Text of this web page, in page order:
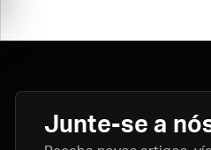
Junte-se a